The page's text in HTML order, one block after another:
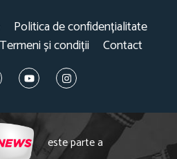
Politica de confidențialitate
Termeni și condiții Contact
este parte a